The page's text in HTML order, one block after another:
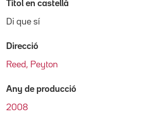
Títol en castellà
Di que sí
Direcció
Reed, Peyton
Any de producció
2008